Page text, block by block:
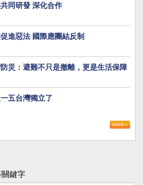
同研發 深化合作
進惡法 國際應團結反制
災：避難不只是撤離，更是生活保障
五台灣獨立了
鍵字